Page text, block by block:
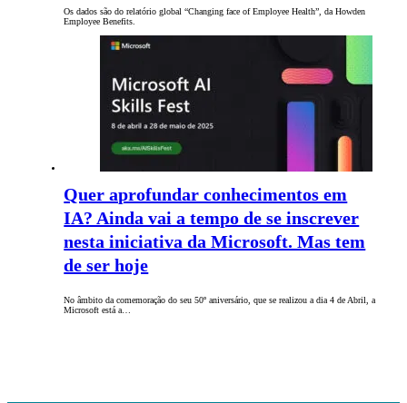
Os dados são do relatório global “Changing face of Employee Health”, da Howden
Employee Benefits.
Quer aprofundar conhecimentos em
IA? Ainda vai a tempo de se inscrever
nesta iniciativa da Microsoft. Mas tem
de ser hoje
No âmbito da comemoração do seu 50º aniversário, que se realizou a dia 4 de Abril, a
Microsoft está a…